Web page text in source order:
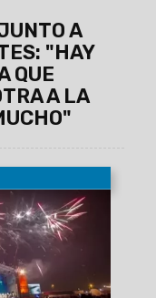
A
"HAY
QUE
A LA
de prensa
6 de
Cultural